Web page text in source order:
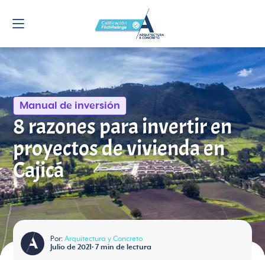
Manual de inversión
8 razones para invertir en
proyectos de vivienda en
Cajicá
Por: Arquitectura y Concreto
Julio de 2021• 7min de lectura